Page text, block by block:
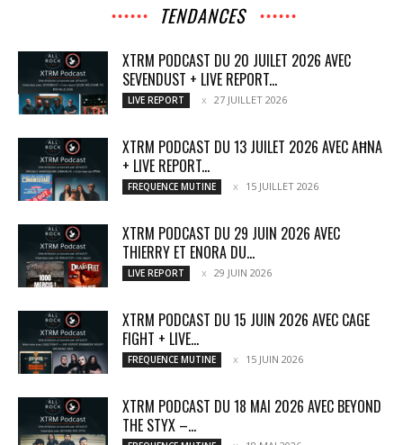
TENDANCES
XTRM PODCAST DU 20 JUILET 2026 AVEC
SEVENDUST + LIVE REPORT...
LIVE REPORT 27 JUILLET 2026
XTRM PODCAST DU 13 JUILET 2026 AVEC AĦNA
+ LIVE REPORT...
FREQUENCE MUTINE 15 JUILLET 2026
XTRM PODCAST DU 29 JUIN 2026 AVEC
THIERRY ET ENORA DU...
LIVE REPORT 29 JUIN 2026
XTRM PODCAST DU 15 JUIN 2026 AVEC CAGE
FIGHT + LIVE...
FREQUENCE MUTINE 15 JUIN 2026
XTRM PODCAST DU 18 MAI 2026 AVEC BEYOND
THE STYX –...